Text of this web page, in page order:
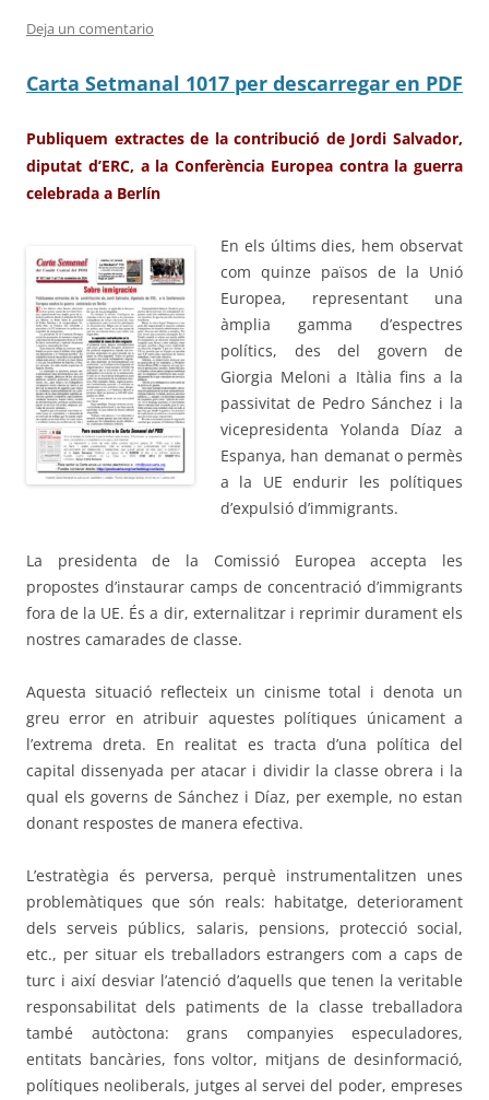
Deja un comentario
Carta Setmanal 1017 per descarregar en PDF
Publiquem extractes de la contribució de Jordi Salvador,
diputat d’ERC, a la Conferència Europea contra la guerra
celebrada a Berlín
En els últims dies, hem observat
com quinze països de la Unió
Europea, representant una
àmplia gamma d’espectres
polítics, des del govern de
Giorgia Meloni a Itàlia fins a la
passivitat de Pedro Sánchez i la
vicepresidenta Yolanda Díaz a
Espanya, han demanat o permès
a la UE endurir les polítiques
d’expulsió d’immigrants.
La presidenta de la Comissió Europea accepta les
propostes d’instaurar camps de concentració d’immigrants
fora de la UE. És a dir, externalitzar i reprimir durament els
nostres camarades de classe.
Aquesta situació reflecteix un cinisme total i denota un
greu error en atribuir aquestes polítiques únicament a
l’extrema dreta. En realitat es tracta d’una política del
capital dissenyada per atacar i dividir la classe obrera i la
qual els governs de Sánchez i Díaz, per exemple, no estan
donant respostes de manera efectiva.
L’estratègia és perversa, perquè instrumentalitzen unes
problemàtiques que són reals: habitatge, deteriorament
dels serveis públics, salaris, pensions, protecció social,
etc., per situar els treballadors estrangers com a caps de
turc i així desviar l’atenció d’aquells que tenen la veritable
responsabilitat dels patiments de la classe treballadora
també autòctona: grans companyies especuladores,
entitats bancàries, fons voltor, mitjans de desinformació,
polítiques neoliberals, jutges al servei del poder, empreses